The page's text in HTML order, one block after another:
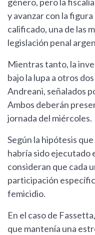
género, pero la
y avanzar con la
calificado, una de las
legislación penal
Mientras tanto, la
bajo la lupa a otros
Andreani, señalados
Ambos deberán
jornada del miércoles.
Según la hipótesis
habría sido ejecutado
consideran que cada
participación
femicidio.
En el caso de
que mantenía una